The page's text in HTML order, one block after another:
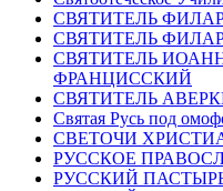
СВЯТИТЕЛЬ
СВЯТИТЕЛЬ
СВЯТИТЕЛЬ
ФРАНЦИССКИЙ
СВЯТИТЕЛЬ
Святая Русь под
СВЕТОЧИ
РУССКОЕ
РУССКИЙ